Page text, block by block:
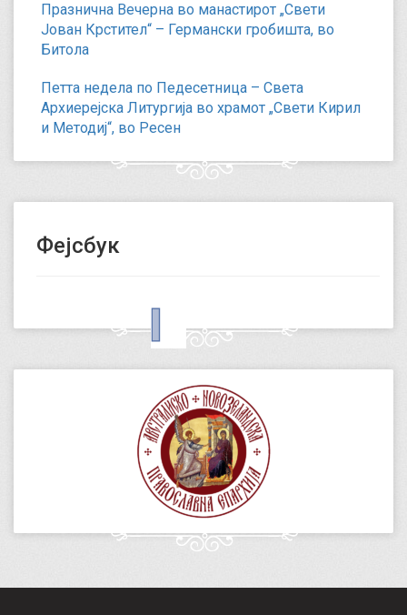
Празнична Вечерна во манастирот „Свети
Јован Крстител“ – Германски гробишта, во
Битола
Петта недела по Педесетница – Света
Архиерејска Литургија во храмот „Свети Кирил
и Методиј“, во Ресен
Фејсбук